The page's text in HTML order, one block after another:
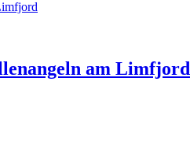
am Limfjord